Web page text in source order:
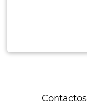
Contactos